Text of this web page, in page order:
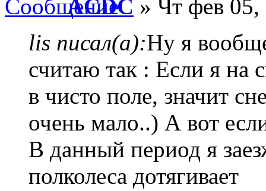
ACDC » Чт фев
lis писал(а):Ну я
считаю так : Если я на
в чисто поле, значит
очень мало..) А вот
В данный период я
полколеса дотягивает